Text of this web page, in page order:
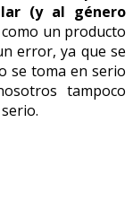
(y al género
un producto
error, ya que se
se toma en serio
tampoco